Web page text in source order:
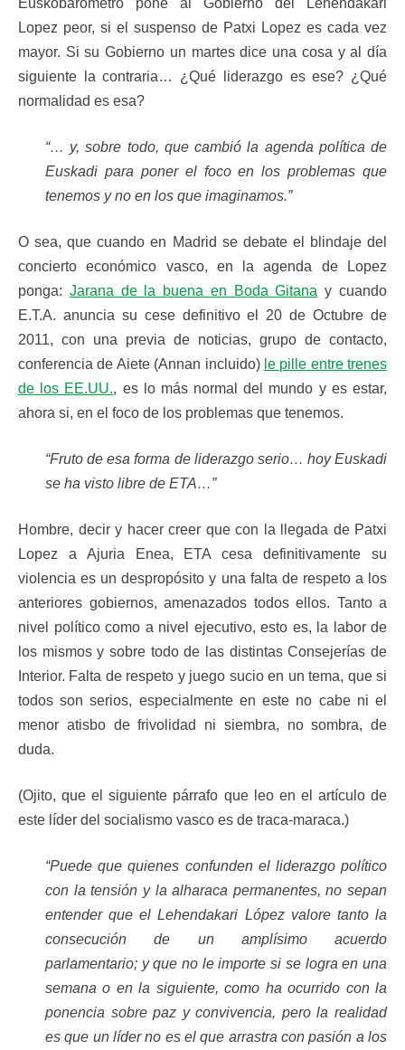
Euskobarometro pone al Gobierno del Lehendakari
Lopez peor, si el suspenso de Patxi Lopez es cada vez
mayor. Si su Gobierno un martes dice una cosa y al día
siguiente la contraria… ¿Qué liderazgo es ese? ¿Qué
normalidad es esa?
“… y, sobre todo, que cambió la agenda política de
Euskadi para poner el foco en los problemas que
tenemos y no en los que imaginamos.”
O sea, que cuando en Madrid se debate el blindaje del
concierto económico vasco, en la agenda de Lopez
ponga: Jarana de la buena en Boda Gitana y cuando
E.T.A. anuncia su cese definitivo el 20 de Octubre de
2011, con una previa de noticias, grupo de contacto,
conferencia de Aiete (Annan incluido) le pille entre trenes
de los EE.UU., es lo más normal del mundo y es estar,
ahora si, en el foco de los problemas que tenemos.
“Fruto de esa forma de liderazgo serio… hoy Euskadi
se ha visto libre de ETA…”
Hombre, decir y hacer creer que con la llegada de Patxi
Lopez a Ajuria Enea, ETA cesa definitivamente su
violencia es un despropósito y una falta de respeto a los
anteriores gobiernos, amenazados todos ellos. Tanto a
nivel político como a nivel ejecutivo, esto es, la labor de
los mismos y sobre todo de las distintas Consejerías de
Interior. Falta de respeto y juego sucio en un tema, que si
todos son serios, especialmente en este no cabe ni el
menor atisbo de frivolidad ni siembra, no sombra, de
duda.
(Ojito, que el siguiente párrafo que leo en el artículo de
este líder del socialismo vasco es de traca-maraca.)
“Puede que quienes confunden el liderazgo político
con la tensión y la alharaca permanentes, no sepan
entender que el Lehendakari López valore tanto la
consecución de un amplísimo acuerdo
parlamentario; y que no le importe si se logra en una
semana o en la siguiente, como ha ocurrido con la
ponencia sobre paz y convivencia, pero la realidad
es que un líder no es el que arrastra con pasión a los